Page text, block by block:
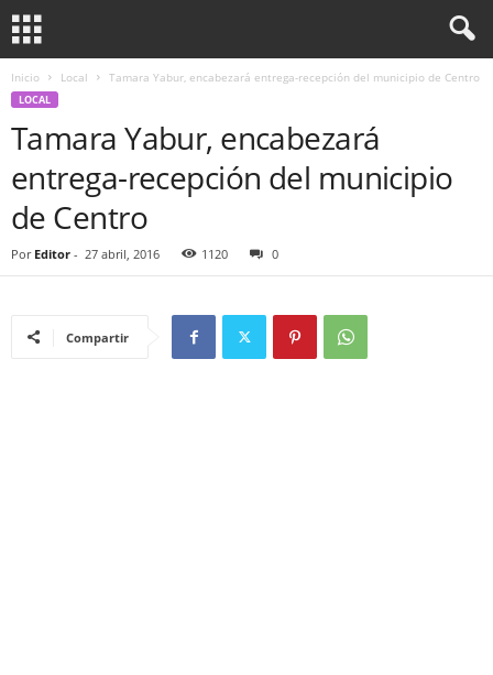
Inicio Local Tamara Yabur, encabezará entrega-recepción del municipio de Centro
LOCAL
Tamara Yabur, encabezará
entrega-recepción del municipio
de Centro
Por Editor - 27 abril, 2016 1120 0
Compartir